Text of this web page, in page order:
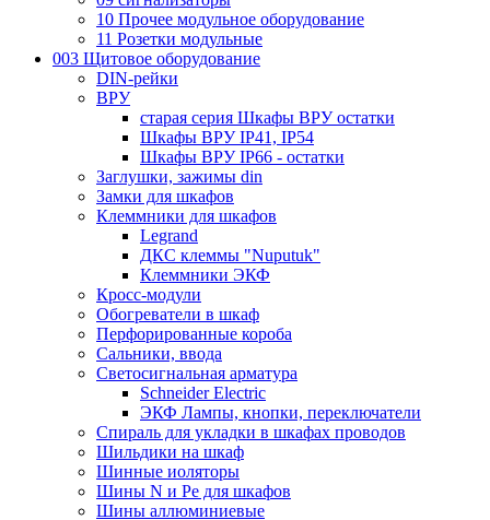
10 Прочее модульное оборудование
11 Розетки модульные
003 Щитовое оборудование
DIN-рейки
ВРУ
старая серия Шкафы ВРУ остатки
Шкафы ВРУ IP41, IP54
Шкафы ВРУ IP66 - остатки
Заглушки, зажимы din
Замки для шкафов
Клеммники для шкафов
Legrand
ДКС клеммы "Nuputuk"
Клеммники ЭКФ
Кросс-модули
Обогреватели в шкаф
Перфорированные короба
Сальники, ввода
Светосигнальная арматура
Schneider Electric
ЭКФ Лампы, кнопки, переключатели
Спираль для укладки в шкафах проводов
Шильдики на шкаф
Шинные иоляторы
Шины N и Pe для шкафов
Шины аллюминиевые